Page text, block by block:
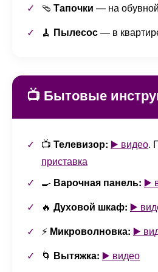
🩴 Тапочки — на
🧹 Пылесос— в
📺 Бытовые
📺 Телевизор: ▶️ видео.
приставка
🍳 Варочная панель: ▶️
🔥 Духовой шкаф: ▶️
⚡ Микроволновка: ▶️
🌀 Вытяжка: ▶️ видео